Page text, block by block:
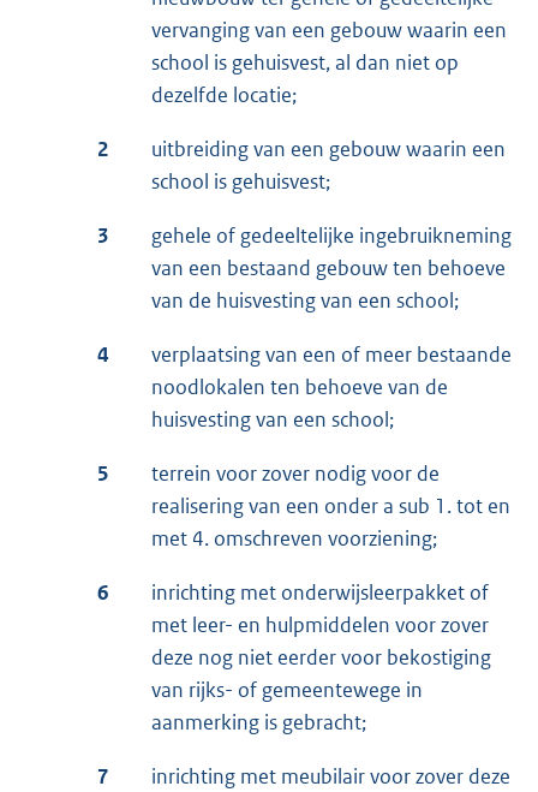
vervanging van een gebouw waarin een
school is gehuisvest, al dan niet op
dezelfde locatie;
2
uitbreiding van een gebouw waarin een
school is gehuisvest;
3
gehele of gedeeltelijke ingebruikneming
van een bestaand gebouw ten behoeve
van de huisvesting van een school;
4
verplaatsing van een of meer bestaande
noodlokalen ten behoeve van de
huisvesting van een school;
5
terrein voor zover nodig voor de
realisering van een onder a sub 1. tot en
met 4. omschreven voorziening;
6
inrichting met onderwijsleerpakket of
met leer- en hulpmiddelen voor zover
deze nog niet eerder voor bekostiging
van rijks- of gemeentewege in
aanmerking is gebracht;
7
inrichting met meubilair voor zover deze